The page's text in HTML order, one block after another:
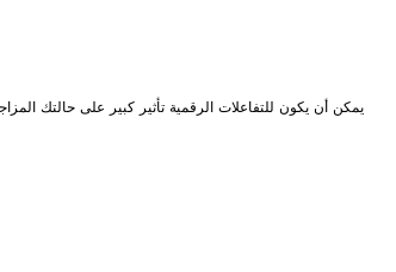
يمكن أن يكون للتفاعلات الرقمية تأثير كبير على حالتك